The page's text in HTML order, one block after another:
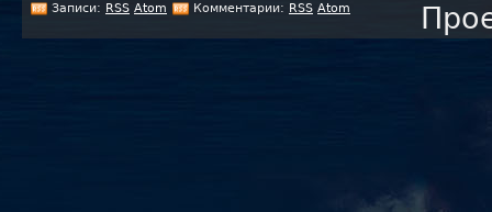
Записи: RSS Atom Комментарии: RSS Atom